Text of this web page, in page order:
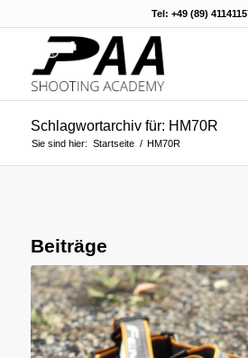
Tel: +49 (89)
Schlagwortarchiv für: HM70R
Sie sind hier: Startseite / HM70R
Beiträge